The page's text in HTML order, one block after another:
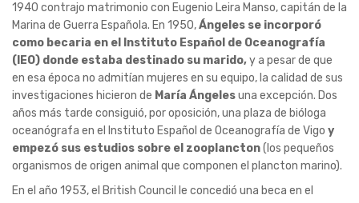
1940 contrajo matrimonio con Eugenio Leira Manso, capitán de la
Marina de Guerra Española. En 1950,Ángeles se incorporó
como becaria en el Instituto Español de Oceanografía
(IEO) donde estaba destinado su marido,y a pesar de que
en esa época no admitían mujeres en su equipo, la calidad de sus
investigaciones hicieron de María Ángelesuna excepción. Dos
años más tarde consiguió, por oposición, una plaza de bióloga
oceanógrafa en el Instituto Español de Oceanografía de Vigo y
empezó sus estudios sobre el zooplancton(los pequeños
organismos de origen animal que componen el plancton marino).
En el año 1953, el British Council le concedió una beca en el